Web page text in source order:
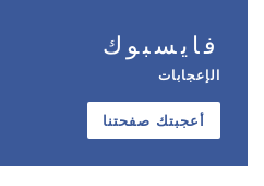
فايسبوك
الإعجابات
أعجبتك صفحتنا